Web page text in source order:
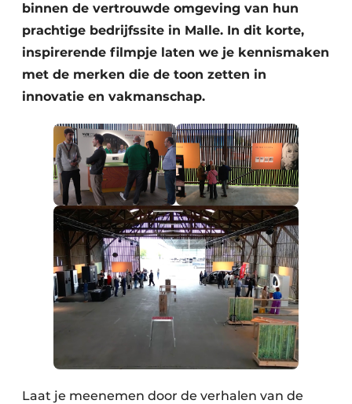
binnen de vertrouwde omgeving van hun
prachtige bedrijfssite in Malle. In dit korte,
inspirerende filmpje laten we je kennismaken
met de merken die de toon zetten in
innovatie en vakmanschap.
Laat je meenemen door de verhalen van de